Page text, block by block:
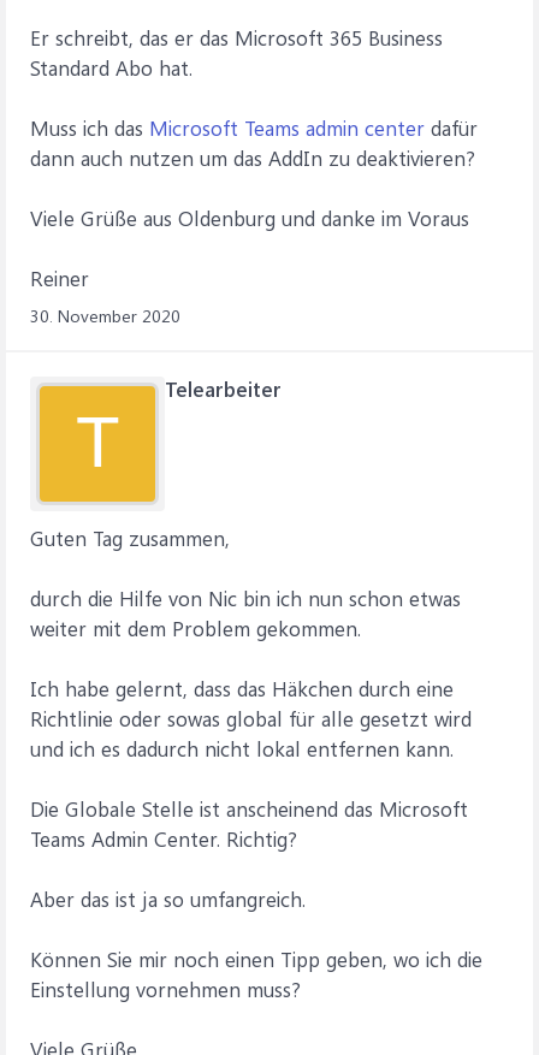
Er schreibt, das er das Microsoft 365 Business
Standard Abo hat.
Muss ich das Microsoft Teams admin center dafür
dann auch nutzen um das AddIn zu deaktivieren?
Viele Grüße aus Oldenburg und danke im Voraus
Reiner
30. November 2020
T
Telearbeiter
Guten Tag zusammen,
durch die Hilfe von Nic bin ich nun schon etwas
weiter mit dem Problem gekommen.
Ich habe gelernt, dass das Häkchen durch eine
Richtlinie oder sowas global für alle gesetzt wird
und ich es dadurch nicht lokal entfernen kann.
Die Globale Stelle ist anscheinend das Microsoft
Teams Admin Center. Richtig?
Aber das ist ja so umfangreich.
Können Sie mir noch einen Tipp geben, wo ich die
Einstellung vornehmen muss?
Viele Grüße